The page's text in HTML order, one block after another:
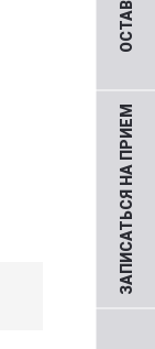
ЗАПИСАТЬСЯ НА ПРИЕМ